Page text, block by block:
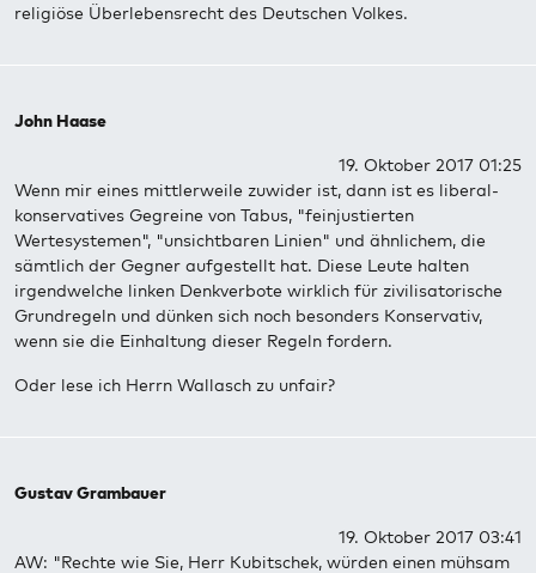
religiöse Überlebensrecht des Deutschen Volkes.
John Haase
19. Oktober 2017 01:25
Wenn mir eines mittlerweile zuwider ist, dann ist es liberal-
konservatives Gegreine von Tabus, "feinjustierten
Wertesystemen", "unsichtbaren Linien" und ähnlichem, die
sämtlich der Gegner aufgestellt hat. Diese Leute halten
irgendwelche linken Denkverbote wirklich für zivilisatorische
Grundregeln und dünken sich noch besonders Konservativ,
wenn sie die Einhaltung dieser Regeln fordern.
Oder lese ich Herrn Wallasch zu unfair?
Gustav Grambauer
19. Oktober 2017 03:41
AW: "Rechte wie Sie, Herr Kubitschek, würden einen mühsam